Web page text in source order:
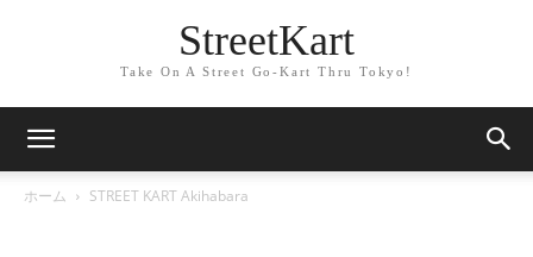
StreetKart
Take On A Street Go-Kart Thru Tokyo!
ホーム STREET KART Akihabara